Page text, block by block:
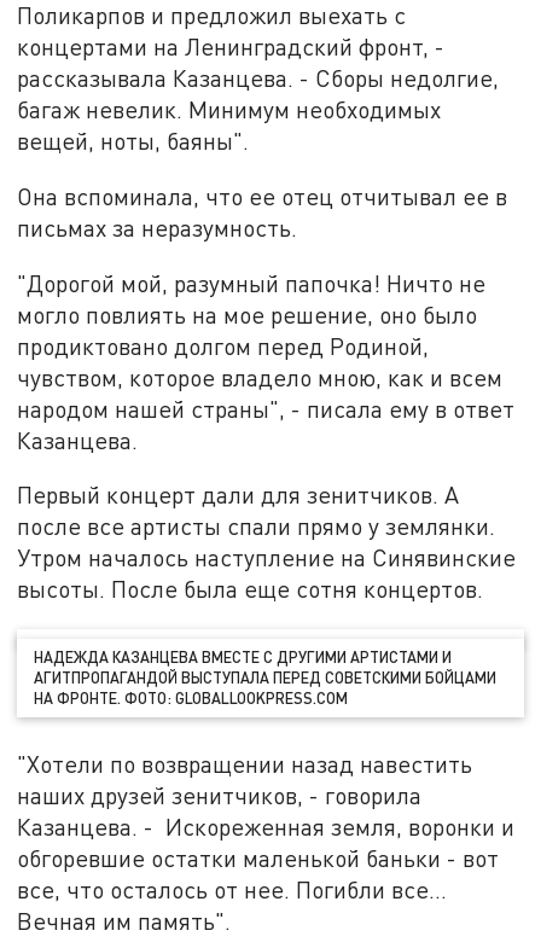
Поликарпов и предложил выехать с
концертами на Ленинградский фронт, -
рассказывала Казанцева. - Сборы недолгие,
багаж невелик. Минимум необходимых
вещей, ноты, баяны".
Она вспоминала, что ее отец отчитывал ее в
письмах за неразумность.
"Дорогой мой, разумный папочка! Ничто не
могло повлиять на мое решение, оно было
продиктовано долгом перед Родиной,
чувством, которое владело мною, как и всем
народом нашей страны", - писала ему в ответ
Казанцева.
Первый концерт дали для зенитчиков. А
после все артисты спали прямо у землянки.
Утром началось наступление на Синявинские
высоты. После была еще сотня концертов.
НАДЕЖДА КАЗАНЦЕВА ВМЕСТЕ С ДРУГИМИ АРТИСТАМИ И
АГИТПРОПАГАНДОЙ ВЫСТУПАЛА ПЕРЕД СОВЕТСКИМИ БОЙЦАМИ
НА ФРОНТЕ. ФОТО: GLOBALLOOKPRESS.COM
"Хотели по возвращении назад навестить
наших друзей зенитчиков, - говорила
Казанцева. - Искореженная земля, воронки и
обгоревшие остатки маленькой баньки - вот
все, что осталось от нее. Погибли все...
Вечная им память".